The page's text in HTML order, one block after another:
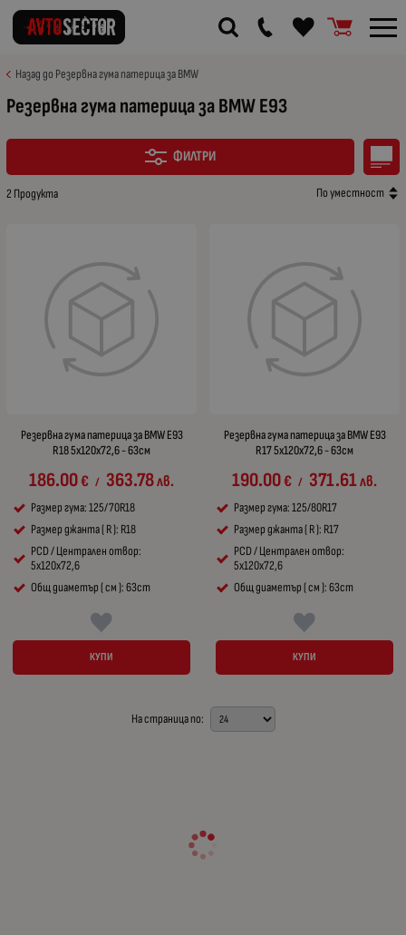
Назад до Резервна гума патерица за BMW
Резервна гума патерица за BMW E93
ФИЛТРИ
2 Продукта По уместност
Резервна гума патерица за BMW E93
R18 5x120x72,6 - 63см
186.00€ / 363.78лв.
Размер гума: 125/70R18
Размер джанта ( R ): R18
PCD / Централен отвор:
5x120x72,6
Общ диаметър ( см ): 63cm
КУПИ
Резервна гума патерица за BMW E93
R17 5x120x72,6 - 63см
190.00€ / 371.61лв.
Размер гума: 125/80R17
Размер джанта ( R ): R17
PCD / Централен отвор:
5x120x72,6
Общ диаметър ( см ): 63cm
КУПИ
На страница по: